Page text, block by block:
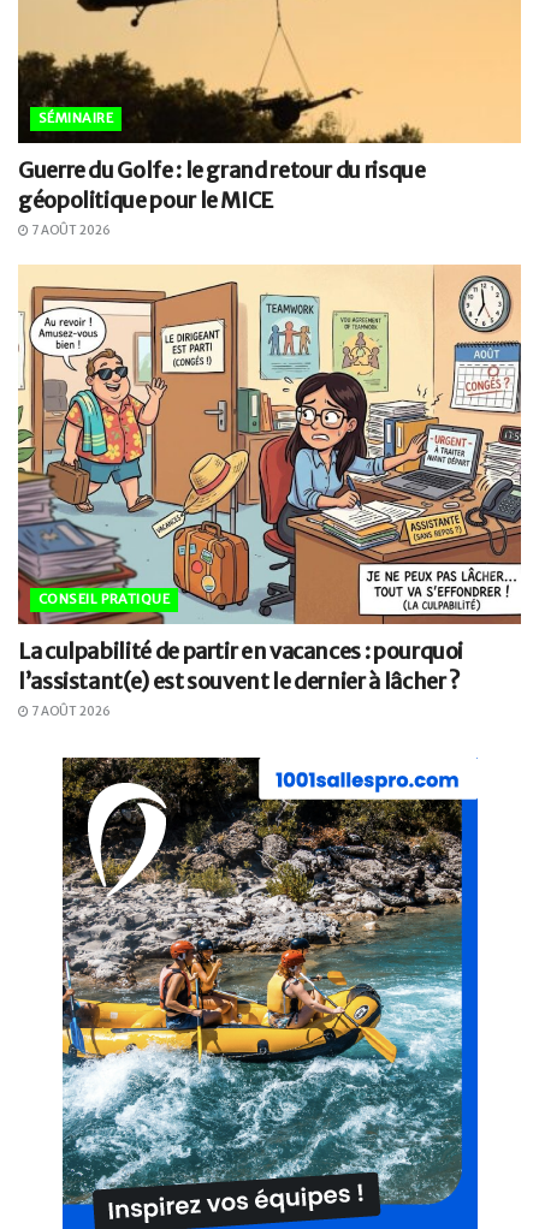
SÉMINAIRE
Guerre du Golfe : le grand retour du risque
géopolitique pour le MICE
7 AOÛT 2026
CONSEIL PRATIQUE
La culpabilité de partir en vacances : pourquoi
l’assistant(e) est souvent le dernier à lâcher ?
7 AOÛT 2026